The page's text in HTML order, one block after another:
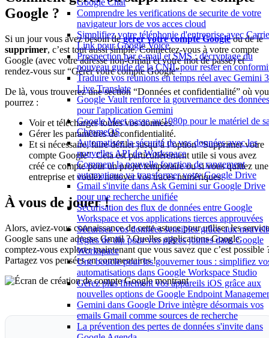
Google Chat
Comprendre les verifications de securite de votre
navigateur lors de vos acces cloud
Simplifiez votre téléphonie d'entreprise avec
Link pour Google Voice
Prospection par e-mail et SMS : décryptage du
nouveau guide de la CNIL pour rester en
Traduire vos réunions en temps réel avec Gemini
Live Translate
Google Vault renforce la gouvernance des données
pour l'application Gemini
Google Meet passe au 1080p pour le matériel de
ChromeOS
Automatisez la sécurité de vos données avec les
nouvelles API de Workspace
Comment la nouvelle fonction de rangement
automatique va transformer votre Google Drive
Gmail s'invite dans Ask Gemini sur Google Drive
pour une recherche unifiée
Sécurisation des flux de données entre Google
Workspace et vos applications tierces approuvées
Sécurisez vos données sensibles grâce aux
règles de dlp pour vos pièces jointes dans Google
Workspace
Une boucle pour les gouverner tous : simplifiez
automatisations dans Google Workspace Studio
Gérez plus finement vos appareils iOS grâce aux
nouvelles options de Google Endpoint
Gemini dans Google Drive intègre désormais vos
emails Gmail comme sources de recherche
La prévention des pertes de données s'invite dans
Google ?
Si un jour vous avez besoin degérer votre compte Googleou de le
supprimer, c’est tout aussi simple. Connectez-vous à votre compte
Google (avec votre adresse non-Gmail et votre mot de passe) et
rendez-vous sur “Gérer votre compte Google”.
De là, vous trouverez une section “Données et confidentialité” où
pourrez :
Voir et télécharger toutes vos données.
Gérer les paramètres de confidentialité.
Et si nécessaire, faire défiler jusqu’à l’option “Supprimer votre
compte Google”. Cela est particulièrement utile si vous avez
créé ce compte pour un projet temporaire ou si vous quittez une
entreprise et voulez nettoyer vos traces numériques.
À vous de jouer !
Alors, aviez-vous connaissance de cette astuce pour utiliser les
Google sans une adresse Gmail ? Quelles applications Google
comptez-vous explorer maintenant que vous savez que c’est possible
Partagez vos pensées en commentaires !